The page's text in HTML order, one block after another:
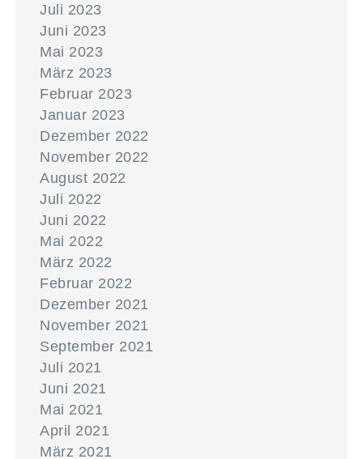
Juli 2023
Juni 2023
Mai 2023
März 2023
Februar 2023
Januar 2023
Dezember 2022
November 2022
August 2022
Juli 2022
Juni 2022
Mai 2022
März 2022
Februar 2022
Dezember 2021
November 2021
September 2021
Juli 2021
Juni 2021
Mai 2021
April 2021
März 2021